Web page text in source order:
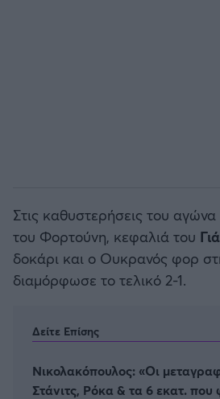
Γιουβέντους
Στις καθυστερήσεις του
του Φορτούνη, κεφαλιά του
δοκάρι και ο Ουκρανός φορ
διαμόρφωσε το τελικό 2-1.
Δείτε Επίσης
Νικολακόπουλος: «Οι
Στάνιτς, Ρόκα & τα 6 εκατ. που